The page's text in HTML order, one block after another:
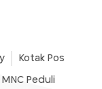
Kotak Pos
MNC Peduli